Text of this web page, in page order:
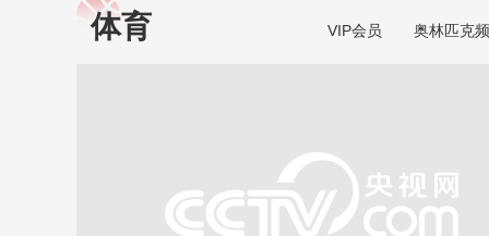
体育 VIP会员 奥林匹克